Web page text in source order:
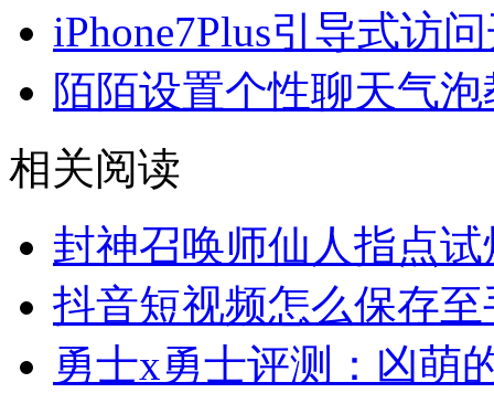
iPhone7Plus引导式访
陌陌设置个性聊天气
相关阅读
封神召唤师仙人指点
抖音短视频怎么保存至
勇士x勇士评测：凶萌